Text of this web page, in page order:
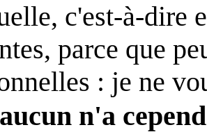
c'est-à-dire
parce que
: je ne
aucun n'a